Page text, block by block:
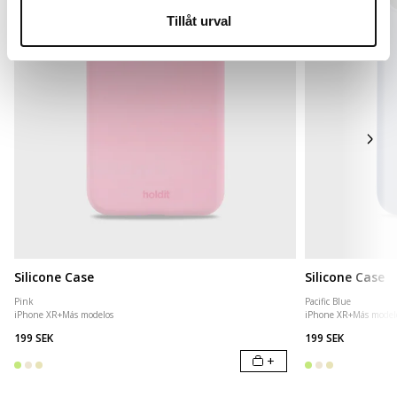
Tillåt urval
Silicone Case
Pink
iPhone XR+Más modelos
199 SEK
+
Silicone Case
Pacific Blue
iPhone XR+Más
199 SEK